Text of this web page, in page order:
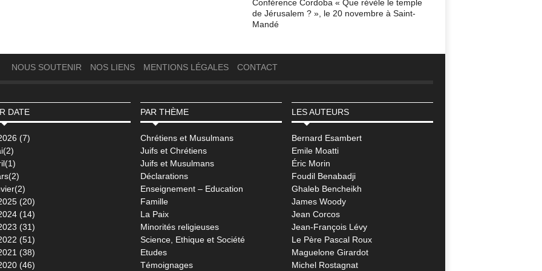
Conférence Cordoba « Que révèle le temple
de Jérusalem ? », le 20 novembre à Saint-
Mandé
NOUS SOUTENIR NOS LIENS MENTIONS LÉGALES CONTACT
DATE
(7)
(20)
(14)
(31)
(51)
(38)
(46)
PAR THÈME
Chrétiens et Musulmans
Juifs et Chrétiens
Juifs et Musulmans
Déclarations
Enseignement – Education
Famille
La Paix
Minorités religieuses
Science, Ethique et Société
Etudes
Témoignages
LES AUTEURS
Bernard Esambert
Emile Moatti
Éric Morin
Foudil Benabadji
Ghaleb Bencheikh
James Woody
Jean Corcos
Jean-François Lévy
Le Père Pascal Roux
Maguelone Girardot
Michel Rostagnat